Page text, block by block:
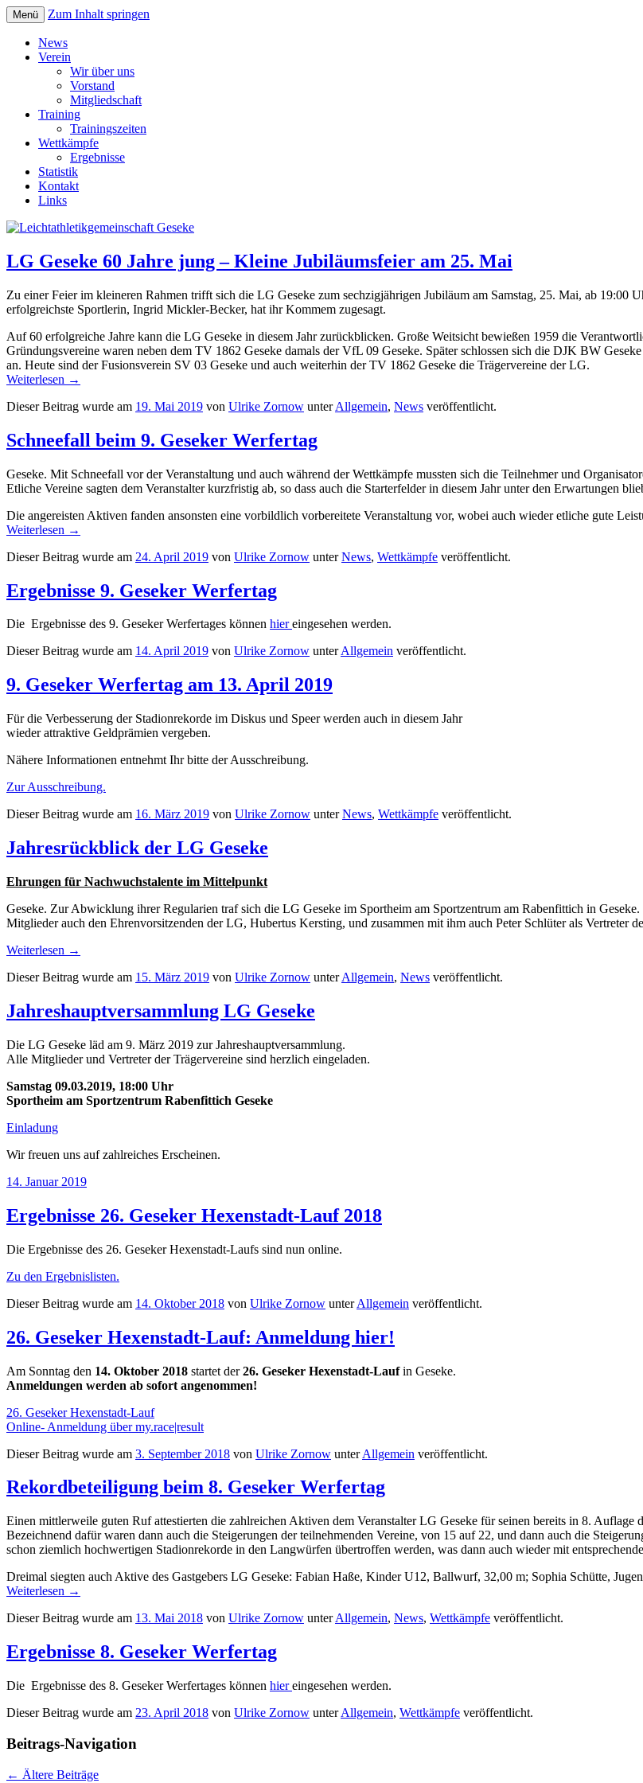
Leichtathletikgemeinschaft Geseke
Menü Zum Inhalt springen
News
Verein
Wir über uns
Vorstand
Mitgliedschaft
Training
Trainingszeiten
Wettkämpfe
Ergebnisse
Statistik
Kontakt
Links
LG Geseke 60 Jahre jung – Kleine Jubiläumsfeier am 25. Mai
Zu einer Feier im kleineren Rahmen trifft sich die LG Geseke zum sechzigjährigen Jubiläum am Samstag, 25. Mai, ab 19:00
erfolgreichste Sportlerin, Ingrid Mickler-Becker, hat ihr Kommem zugesagt.
Auf 60 erfolgreiche Jahre kann die LG Geseke in diesem Jahr zurückblicken. Große Weitsicht bewießen 1959 die
Gründungsvereine waren neben dem TV 1862 Geseke damals der VfL 09 Geseke. Später schlossen sich die DJK BW
an. Heute sind der Fusionsverein SV 03 Geseke und auch weiterhin der TV 1862 Geseke die Trägervereine der LG.
Weiterlesen →
Dieser Beitrag wurde am 19. Mai 2019 von Ulrike Zornow unterAllgemein, News veröffentlicht.
Schneefall beim 9. Geseker Werfertag
Geseke. Mit Schneefall vor der Veranstaltung und auch während der Wettkämpfe mussten sich die Teilnehmer und
Etliche Vereine sagten dem Veranstalter kurzfristig ab, so dass auch die Starterfelder in diesem Jahr unter den Erwartungen
Die angereisten Aktiven fanden ansonsten eine vorbildlich vorbereitete Veranstaltung vor, wobei auch wieder etliche gute
Weiterlesen →
Dieser Beitrag wurde am 24. April 2019 von Ulrike Zornow unterNews, Wettkämpfe veröffentlicht.
Ergebnisse 9. Geseker Werfertag
Die Ergebnisse des 9. Geseker Werfertages können hiereingesehen werden.
Dieser Beitrag wurde am 14. April 2019 von Ulrike Zornow unterAllgemein veröffentlicht.
9. Geseker Werfertag am 13. April 2019
Für die Verbesserung der Stadionrekorde im Diskus und Speer werden auch in diesem Jahr
wieder attraktive Geldprämien vergeben.
Nähere Informationen entnehmt Ihr bitte der Ausschreibung.
Zur Ausschreibung.
Dieser Beitrag wurde am 16. März 2019 von Ulrike Zornow unterNews, Wettkämpfe veröffentlicht.
Jahresrückblick der LG Geseke
Ehrungen für Nachwuchstalente im Mittelpunkt
Geseke. Zur Abwicklung ihrer Regularien traf sich die LG Geseke im Sportheim am Sportzentrum am Rabenfittich in
Mitglieder auch den Ehrenvorsitzenden der LG, Hubertus Kersting, und zusammen mit ihm auch Peter Schlüter als Vertreter
Weiterlesen →
Dieser Beitrag wurde am 15. März 2019 von Ulrike Zornow unterAllgemein, News veröffentlicht.
Jahreshauptversammlung LG Geseke
Die LG Geseke läd am 9. März 2019 zur Jahreshauptversammlung.
Alle Mitglieder und Vertreter der Trägervereine sind herzlich eingeladen.
Samstag 09.03.2019, 18:00 Uhr
Sportheim am Sportzentrum Rabenfittich Geseke
Einladung
Wir freuen uns auf zahlreiches Erscheinen.
14. Januar 2019
Ergebnisse 26. Geseker Hexenstadt-Lauf 2018
Die Ergebnisse des 26. Geseker Hexenstadt-Laufs sind nun online.
Zu den Ergebnislisten.
Dieser Beitrag wurde am 14. Oktober 2018 von Ulrike Zornow unterAllgemein veröffentlicht.
26. Geseker Hexenstadt-Lauf: Anmeldung hier!
Am Sonntag den 14. Oktober 2018 startet der26. Geseker Hexenstadt-Laufin Geseke.
Anmeldungen werden ab sofort angenommen!
26. Geseker Hexenstadt-Lauf
Online- Anmeldung über my.race|result
Dieser Beitrag wurde am 3. September 2018 von Ulrike Zornow unterAllgemein veröffentlicht.
Rekordbeteiligung beim 8. Geseker Werfertag
Einen mittlerweile guten Ruf attestierten die zahlreichen Aktiven dem Veranstalter LG Geseke für seinen bereits in 8.
Bezeichnend dafür waren dann auch die Steigerungen der teilnehmenden Vereine, von 15 auf 22, und dann auch die
schon ziemlich hochwertigen Stadionrekorde in den Langwürfen übertroffen werden, was dann auch wieder mit
Dreimal siegten auch Aktive des Gastgebers LG Geseke: Fabian Haße, Kinder U12, Ballwurf, 32,00 m; Sophia Schütte,
Weiterlesen →
Dieser Beitrag wurde am 13. Mai 2018 von Ulrike Zornow unterAllgemein, News, Wettkämpfe veröffentlicht.
Ergebnisse 8. Geseker Werfertag
Die Ergebnisse des 8. Geseker Werfertages können hiereingesehen werden.
Dieser Beitrag wurde am 23. April 2018 von Ulrike Zornow unterAllgemein, Wettkämpfe veröffentlicht.
Beitrags-Navigation
← Ältere Beiträge